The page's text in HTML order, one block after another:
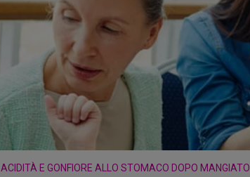
ACIDITÀ E GONFIORE ALLO STOMACO DOPO MANGIATO